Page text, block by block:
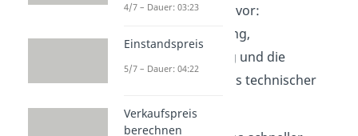
Kuppelkalkulation vor:
Marktwertrechnung,
Restwertrechnung und die
Rechnung auf Basis technischer
4/7 – Dauer: 03:23
Einstandspreis
5/7 – Dauer: 04:22
Verkaufspreis
berechnen